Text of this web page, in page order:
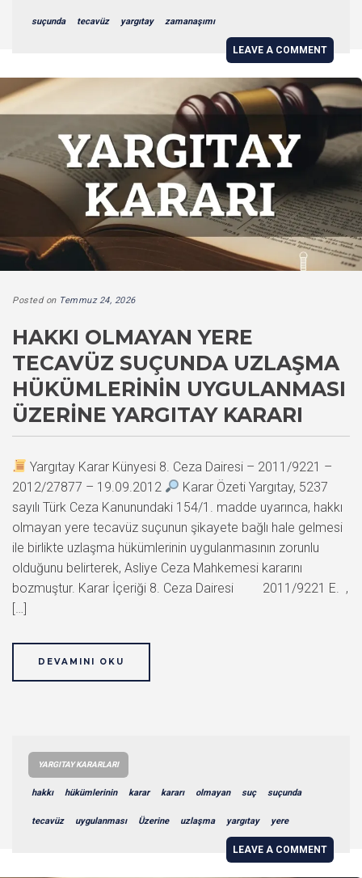
suçunda tecavüz yargıtay zamanaşımı
LEAVE A COMMENT
Posted on Temmuz 24, 2026
HAKKI OLMAYAN YERE
TECAVÜZ SUÇUNDA UZLAŞMA
HÜKÜMLERININ UYGULANMASI
ÜZERINE YARGITAY KARARI
Yargıtay Karar Künyesi 8. Ceza Dairesi – 2011/9221 –
2012/27877 – 19.09.2012
Karar Özeti Yargıtay, 5237
sayılı Türk Ceza Kanunundaki 154/1. madde uyarınca, hakkı
olmayan yere tecavüz suçunun şikayete bağlı hale gelmesi
ile birlikte uzlaşma hükümlerinin uygulanmasının zorunlu
olduğunu belirterek, Asliye Ceza Mahkemesi kararını
bozmuştur. Karar İçeriği 8. Ceza Dairesi 2011/9221 E. ,
[…]
DEVAMINI OKU
YARGITAY KARARLARI
hakkı hükümlerinin karar kararı olmayan suç suçunda
tecavüz uygulanması Üzerine uzlaşma yargıtay yere
LEAVE A COMMENT